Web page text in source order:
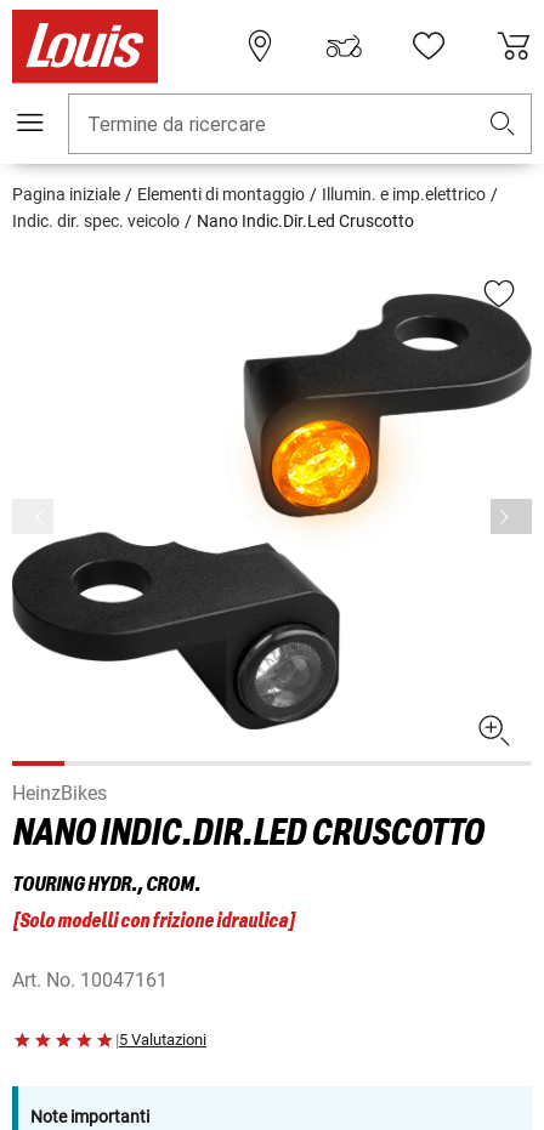
Termine da ricercare
Pagina iniziale Elementi di montaggio
Illumin. e imp.elettrico
Indic. dir. spec. veicolo
Nano Indic.Dir.Led Cruscotto
HeinzBikes
NANO INDIC.DIR.LED CRUSCOTTO
TOURING HYDR., CROM.
[Solo modelli con frizione idraulica]
Art. No. 10047161
|5 Valutazioni
Note importanti